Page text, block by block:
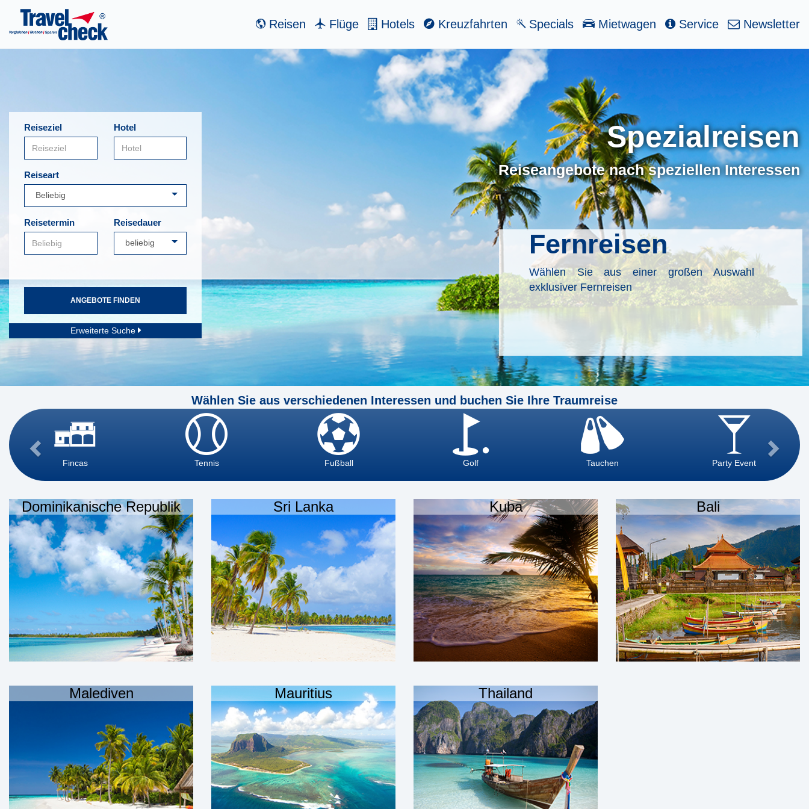
Reisen Flüge Hotels Kreuzfahrten Specials Mietwagen Service Newsletter
Reiseziel Hotel
Reiseart
Reisetermin Reisedauer
ANGEBOTE FINDEN
Erweiterte Suche
Spezialreisen
Reiseangebote nach speziellen Interessen
Fernreisen
Wählen Sie aus einer großen Auswahl
exklusiver Fernreisen
Wählen Sie aus verschiedenen Interessen und buchen Sie Ihre Traumreise
Fincas Tennis Fußball Golf Tauchen Party Event
Dominikanische Republik Sri Lanka Kuba Bali
Malediven Mauritius Thailand